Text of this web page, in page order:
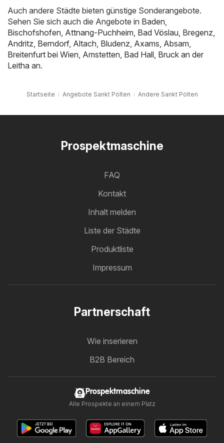
Auch andere Städte bieten günstige Sonderangebote.
Sehen Sie sich auch die Angebote in Baden
Bischofshofen Attnang-Puchheim Bad Vöslau Bregenz
Andritz Berndorf, Altach Bludenz Axams Absam
Breitenfurt bei Wien Amstetten Bad Hall Bruck an der
Leitha an.
Startseite Angebote Sankt Pölten Andere Sankt Pölten
Prospektmaschine
FAQ
Kontakt
Inhalt melden
Liste der Städte
Produktliste
Impressum
Partnerschaft
Wie inserieren
B2B Bereich
Prospektmaschine
Alle Prospekte an einem Platz